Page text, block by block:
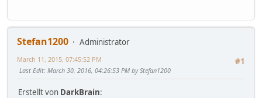
Stefan1200
Administrator
#1
March 11, 2015, 07:45:52 PM
Last Edit: March 30, 2016, 04:26:53 PM by Stefan1200
Erstellt von DarkBrain: